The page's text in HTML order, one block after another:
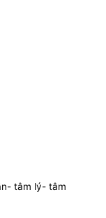
tâm lý- tâm